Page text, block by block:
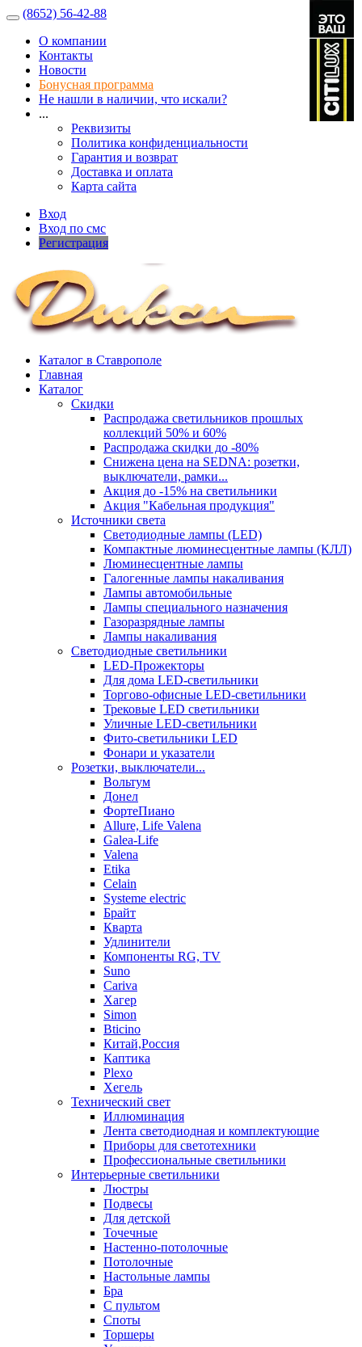
(8652) 56-42-88
О компании
Контакты
Новости
Бонусная программа
Не нашли в наличии, что искали?
...
Реквизиты
Политика конфиденциальности
Гарантия и возврат
Доставка и оплата
Карта сайта
Вход
Вход по смс
Регистрация
Каталог в Ставрополе
Главная
Каталог
Скидки
Распродажа светильников прошлых
коллекций 50% и 60%
Распродажа скидки до -80%
Cнижена цена на SEDNA: розетки,
выключатели, рамки...
Акция до -15% на светильники
Акция "Кабельная продукция"
Источники света
Светодиодные лампы (LED)
Компактные люминесцентные лампы (КЛЛ)
Люминесцентные лампы
Галогенные лампы накаливания
Лампы автомобильные
Лампы специального назначения
Газоразрядные лампы
Лампы накаливания
Светодиодные светильники
LED-Прожекторы
Для дома LED-светильники
Торгово-офисные LED-светильники
Трековые LED светильники
Уличные LED-светильники
Фито-светильники LED
Фонари и указатели
Розетки, выключатели...
Вольтум
Донел
ФортеПиано
Allure, Life Valena
Galea-Life
Valena
Etika
Celain
Systeme electric
Брайт
Кварта
Удлинители
Компоненты RG, TV
Suno
Cariva
Хагер
Simon
Bticino
Китай,Россия
Каптика
Plexo
Хегель
Технический свет
Иллюминация
Лента светодиодная и комплектующие
Приборы для светотехники
Профессиональные светильники
Интерьерные светильники
Люстры
Подвесы
Для детской
Точечные
Настенно-потолочные
Потолочные
Настольные лампы
Бра
С пультом
Споты
Торшеры